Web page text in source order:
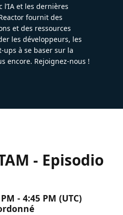
l’IA et les dernières
fournit des
et des ressources
les développeurs, les
à se baser sur la
encore. Rejoignez-nous !
- Episodio
- 4:45 PM (UTC)